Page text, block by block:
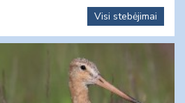
Visi stebėjimai